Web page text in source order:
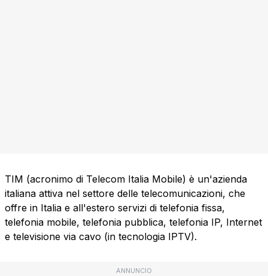
TIM (acronimo di Telecom Italia Mobile) è un'azienda
italiana attiva nel settore delle telecomunicazioni, che
offre in Italia e all'estero servizi di telefonia fissa,
telefonia mobile, telefonia pubblica, telefonia IP, Internet
e televisione via cavo (in tecnologia IPTV).
ANNUNCIO